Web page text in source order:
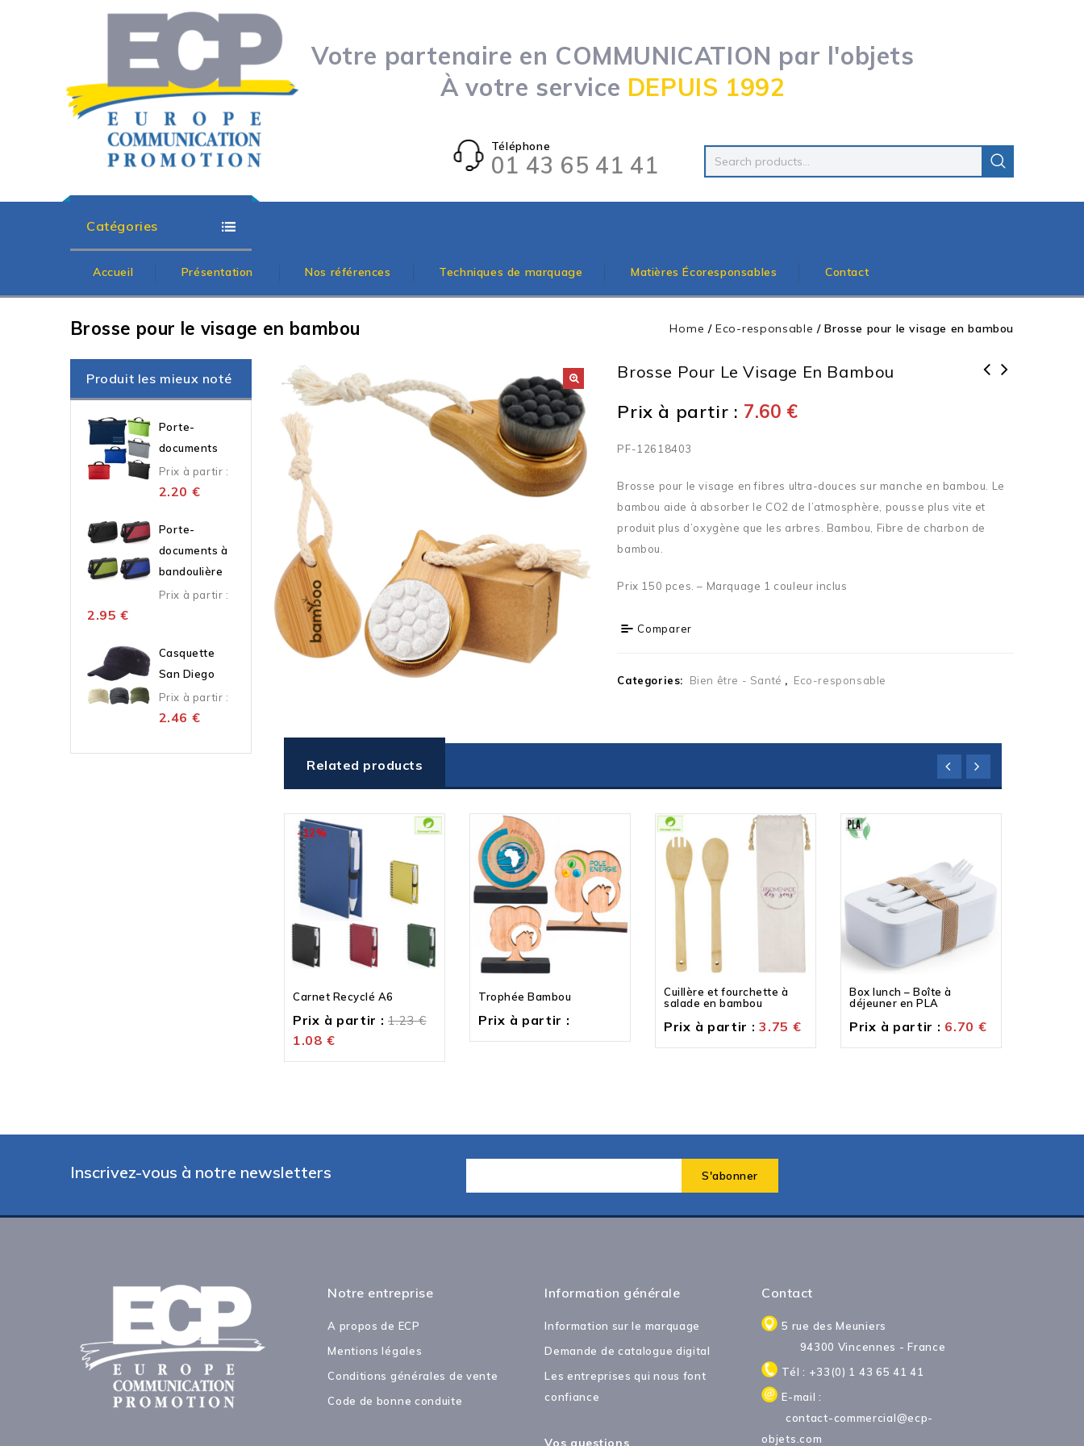
Votre partenaire en COMMUNICATION par l'objets
À votre service DEPUIS 1992
Téléphone
01 43 65 41 41
Catégories
Accueil Présentation Nos références Techniques de marquage Matières Écoresponsables Contact
Brosse pour le visage en bambou Home /Eco-responsable /Brosse pour le visage en bambou
Brosse Pour Le Visage En Bambou
Prix à partir : 7.60 €
PF-12618403
Brosse pour le visage en fibres ultra-douces sur manche en bambou. Le
bambou aide à absorber le CO2 de l’atmosphère, pousse plus vite et
produit plus d’oxygène que les arbres. Bambou, Fibre de charbon de
bambou.
Prix 150 pces. – Marquage 1 couleur inclus
Comparer
Categories: Bien être - Santé , Eco-responsable
Related products
-12%
Carnet Recyclé A6
Prix à partir : 1.23€
1.08 €
Trophée Bambou
Prix à partir :
Cuillère et fourchette à
salade en bambou
Prix à partir : 3.75 €
Box lunch – Boîte à
déjeuner en PLA
Prix à partir : 6.70 €
Produit les mieux noté
Porte-
documents
Prix à partir :
2.20 €
Porte-
documents à
bandoulière
Prix à partir :
2.95 €
Casquette
San Diego
Prix à partir :
2.46 €
Inscrivez-vous à notre newsletters
Notre entreprise
A propos de ECP
Mentions légales
Conditions générales de vente
Code de bonne conduite
Information générale
Information sur le marquage
Demande de catalogue digital
Les entreprises qui nous font
confiance
Vos questions
Contact
5 rue des Meuniers
94300 Vincennes - France
Tél : +33(0) 1 43 65 41 41
E-mail :
contact-commercial@ecp-
objets.com